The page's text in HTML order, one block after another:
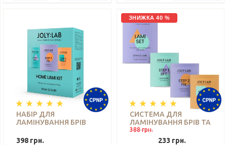
НАБІР ДЛЯ
ЛАМІНУВАННЯ БРІВ
JOLY:LAB
398 грн.
ЗНИЖКА 40 %
СИСТЕМА ДЛЯ
ЛАМІНУВАННЯ БРІВ ТА
ВІЙ JOLY:LAB 3 ШТ. Х 2
388 грн.
233 грн.